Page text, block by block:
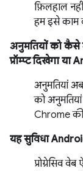
फ़िलहाल
हम इसे काम
अनुमतियों को कैसे
प्रॉम्प्ट दिखेगा या
अनुमतियां
को
Chrome
यह सुविधा
प्रोग्रेसिव